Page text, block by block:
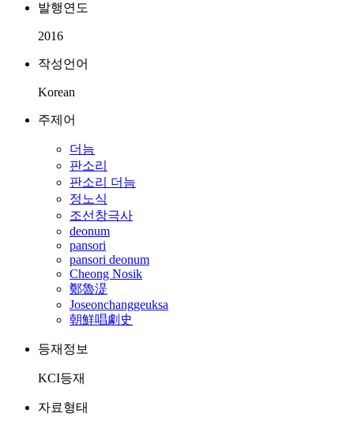
발행연도
2016
작성언어
Korean
주제어
더늠
판소리
판소리 더늠
정노식
조선창극사
deonum
pansori
pansori deonum
Cheong Nosik
鄭魯湜
Joseonchanggeuksa
朝鮮唱劇史
등재정보
KCI등재
자료형태